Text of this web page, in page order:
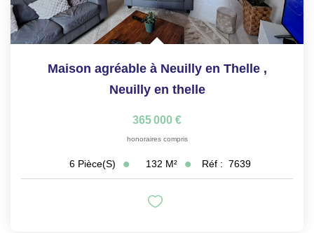
Maison agréable à Neuilly en Thelle ,
Neuilly en thelle
365 000 €
honoraires compris
6 Pièce(s) 132 M² Réf : 7639